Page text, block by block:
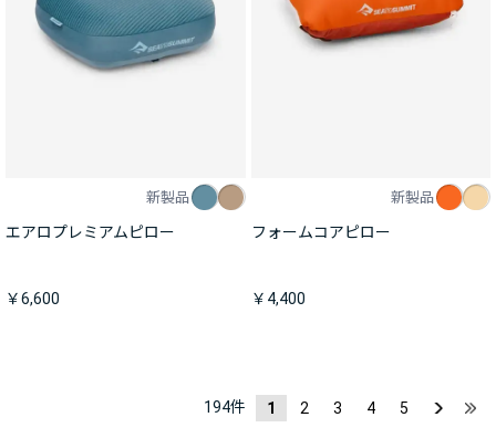
新製品
エアロプレミアムピロー
￥6,600
新製品
フォームコアピロー
￥4,400
194件 1 2 3 4 5